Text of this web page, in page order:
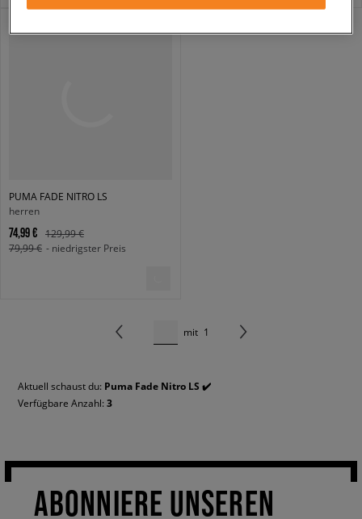
PUMA FADE NITRO LS
herren
74,99 €
129,99 €
79,99 € - niedrigster Preis
mit 1
Aktuell schaust du: Puma Fade Nitro LS ✔️
Verfügbare Anzahl: 3
ABONNIERE UNSEREN